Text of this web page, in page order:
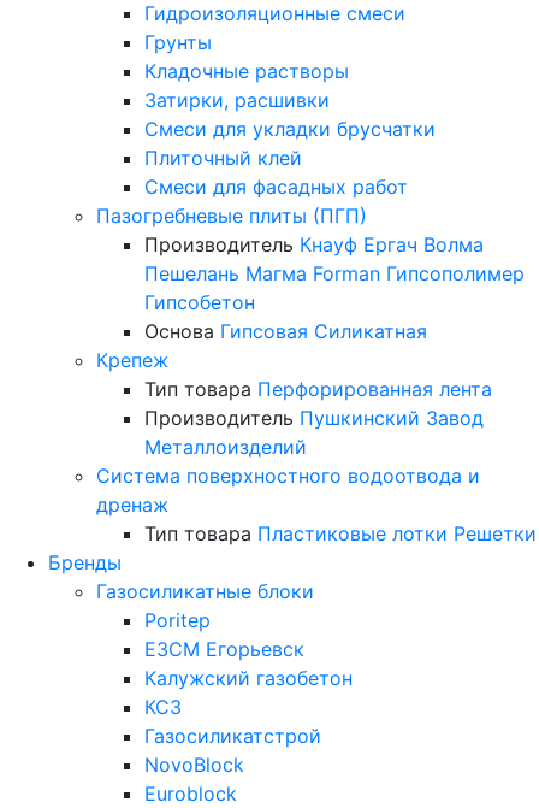
Гидроизоляционные смеси
Грунты
Кладочные растворы
Затирки, расшивки
Смеси для укладки брусчатки
Плиточный клей
Смеси для фасадных работ
Пазогребневые плиты (ПГП)
Производитель Кнауф Ергач Волма
Пешелань Магма Forman Гипсополимер
Гипсобетон
Основа Гипсовая Силикатная
Крепеж
Тип товара Перфорированная лента
Производитель Пушкинский Завод
Металлоизделий
Система поверхностного водоотвода и
дренаж
Тип товара Пластиковые лотки Решетки
Бренды
Газосиликатные блоки
Poritep
ЕЗСМ Егорьевск
Калужский газобетон
КСЗ
Газосиликатстрой
NovoBlock
Euroblock